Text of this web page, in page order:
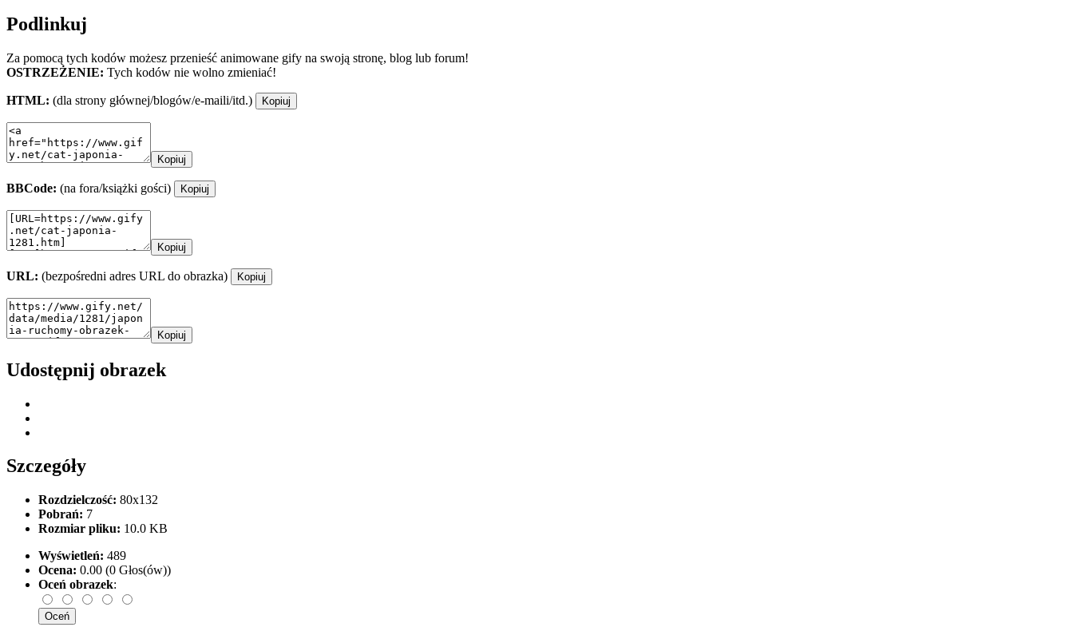
Podlinkuj
Za pomocą tych kodów możesz przenieść animowane gify na swoją stronę, blog lub forum!
OSTRZEŻENIE: Tych kodów nie wolno zmieniać!
HTML: (dla strony głównej/blogów/e-maili/itd.) Kopiuj
Kopiuj
BBCode: (na fora/książki gości) Kopiuj
Kopiuj
URL: (bezpośredni adres URL do obrazka) Kopiuj
Kopiuj
Udostępnij obrazek
Szczegóły
Rozdzielczość: 80x132
Pobrań: 7
Rozmiar pliku: 10.0 KB
Wyświetleń: 489
Ocena: 0.00 (0 Głos(ów))
Oceń obrazek: